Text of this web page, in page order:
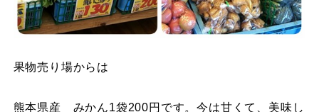
果物売り場からは
熊本県産 みかん1袋200円です。今は甘くて、美味し